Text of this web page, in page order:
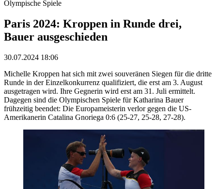
Olympische Spiele
Paris 2024: Kroppen in Runde drei,
Bauer ausgeschieden
30.07.2024 18:06
Michelle Kroppen hat sich mit zwei souveränen Siegen für die dritte
Runde in der Einzelkonkurrenz qualifiziert, die erst am 3. August
ausgetragen wird. Ihre Gegnerin wird erst am 31. Juli ermittelt.
Dagegen sind die Olympischen Spiele für Katharina Bauer
frühzeitig beendet: Die Europameisterin verlor gegen die US-
Amerikanerin Catalina Gnoriega 0:6 (25-27, 25-28, 27-28).